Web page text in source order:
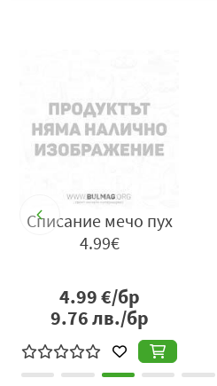
Списание мечо пух
4.99€
4.99€/бр
9.76лв./бр